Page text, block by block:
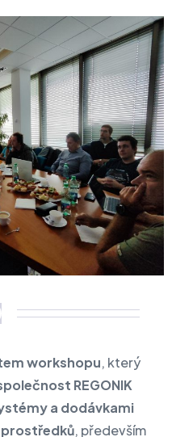
workshopu, který
REGONIK
a dodávkami
, především